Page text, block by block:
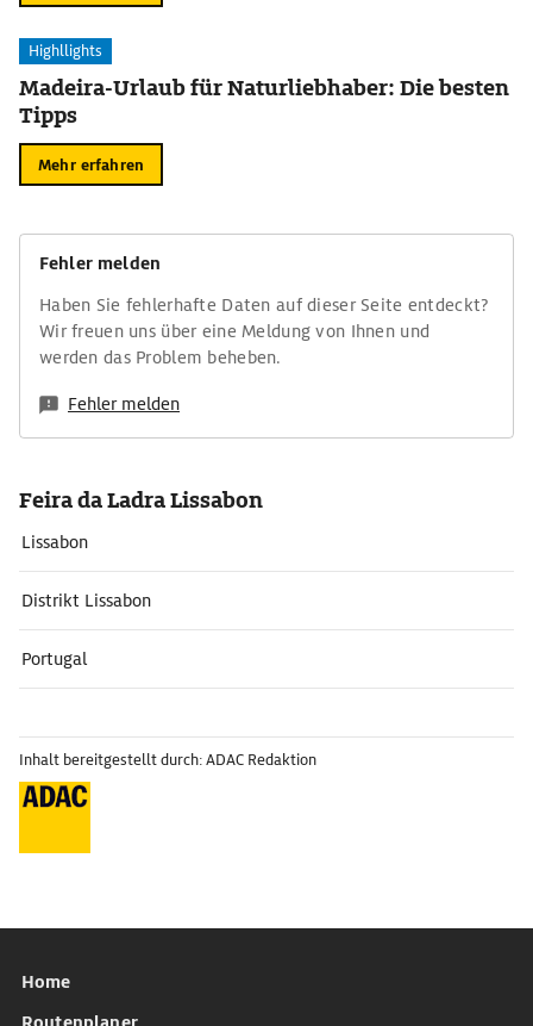
Highllights
Madeira-Urlaub für Naturliebhaber: Die besten
Tipps
Mehr erfahren
Fehler melden
Haben Sie fehlerhafte Daten auf dieser Seite entdeckt?
Wir freuen uns über eine Meldung von Ihnen und
werden das Problem beheben.
Fehler melden
Feira da Ladra Lissabon
Lissabon
Distrikt Lissabon
Portugal
Inhalt bereitgestellt durch: ADAC Redaktion
Home